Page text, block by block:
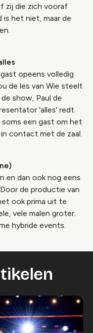
zij die zich vooraf
het niet, maar de
opeens volledig
de les van Wie steelt
show, Paul de
'alles' redt.
een gast om het
contact met de zaal.
en dan ook nog eens
de productie van
ook prima uit te
vele malen groter.
hybride events.